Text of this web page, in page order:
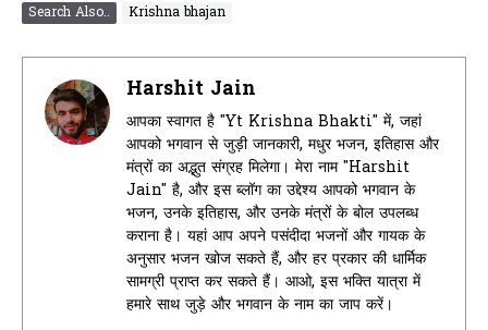
Search Also.. Krishna bhajan
Harshit Jain
आपका स्वागत है "Yt Krishna Bhakti" में, जहां
आपको भगवान से जुड़ी जानकारी, मधुर भजन, इतिहास और
मंत्रों का अद्भुत संग्रह मिलेगा। मेरा नाम "Harshit
Jain" है, और इस ब्लॉग का उद्देश्य आपको भगवान के
भजन, उनके इतिहास, और उनके मंत्रों के बोल उपलब्ध
कराना है। यहां आप अपने पसंदीदा भजनों और गायक के
अनुसार भजन खोज सकते हैं, और हर प्रकार की धार्मिक
सामग्री प्राप्त कर सकते हैं। आओ, इस भक्ति यात्रा में
हमारे साथ जुड़े और भगवान के नाम का जाप करें।